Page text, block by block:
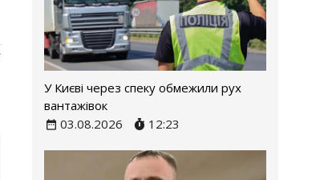
У Києві через спеку обмежили рух
вантажівок
03.08.2026
12:23